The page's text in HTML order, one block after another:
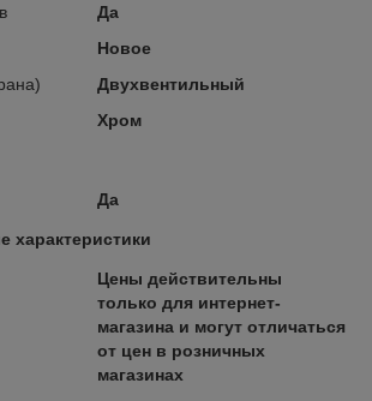
Да
Новое
Двухвентильный
Хром
Да
характеристики
Цены действительны
только для интернет-
магазина и могут отличаться
от цен в розничных
магазинах